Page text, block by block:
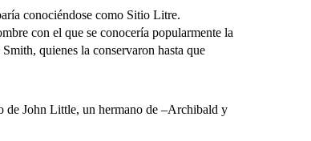
conociéndose como Sitio Litre.
con el que se conocería popularmente la
quienes la conservaron hasta que
John Little, un hermano de –Archibald y